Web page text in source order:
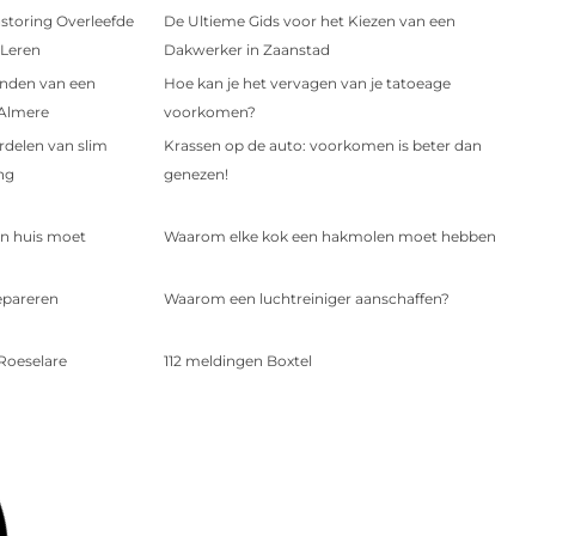
Overleefde
De Ultieme Gids voor het Kiezen van een
Dakwerker in Zaanstad
van een
Hoe kan je het vervagen van je tatoeage
voorkomen?
van slim
Krassen op de auto: voorkomen is beter dan
genezen!
huis moet
Waarom elke kok een hakmolen moet hebben
Waarom een luchtreiniger aanschaffen?
112 meldingen Boxtel
mag missen in